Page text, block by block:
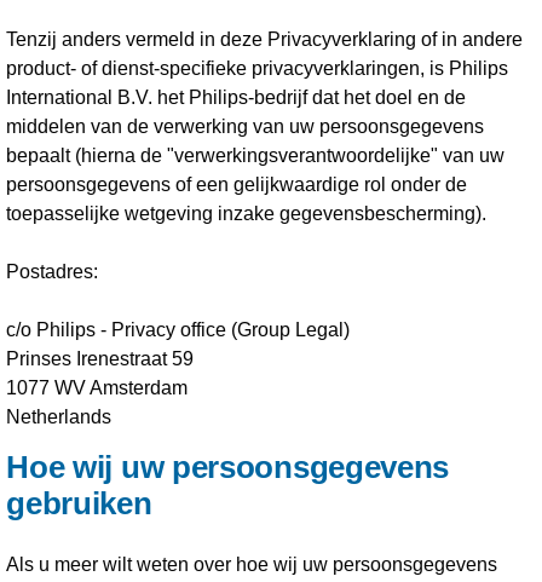
Tenzij anders vermeld in deze Privacyverklaring of in andere
product- of dienst-specifieke privacyverklaringen, is Philips
International B.V. het Philips-bedrijf dat het doel en de
middelen van de verwerking van uw persoonsgegevens
bepaalt (hierna de "verwerkingsverantwoordelijke" van uw
persoonsgegevens of een gelijkwaardige rol onder de
toepasselijke wetgeving inzake gegevensbescherming).
Postadres:
c/o Philips - Privacy office (Group Legal)
Prinses Irenestraat 59
1077 WV Amsterdam
Netherlands
Hoe wij uw persoonsgegevens
gebruiken
Als u meer wilt weten over hoe wij uw persoonsgegevens